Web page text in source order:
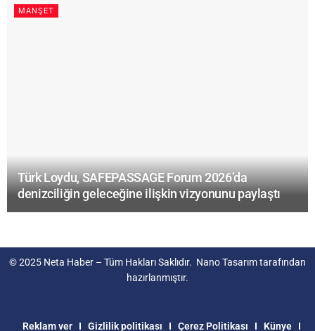
MANŞET
Türk Loydu, SAFEPASSAGE Forum 2026’da
denizciliğin geleceğine ilişkin vizyonunu paylaştı
© 2025 Neta Haber – Tüm Hakları Saklıdır. Nano Tasarımtarafından
hazırlanmıştır.
Reklam ver Gizlilik politikası Çerez Politikası Künye